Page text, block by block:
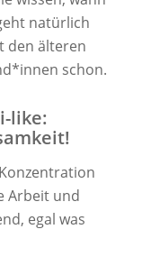
natürlich
den älteren
schon.
like:
Arbeit und
egal was